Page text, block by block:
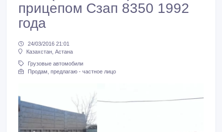
прицепом Сзап 8350 1992
года
24/03/2016 21:01
Казахстан, Астана
Грузовые автомобили
Продам, предлагаю - частное лицо